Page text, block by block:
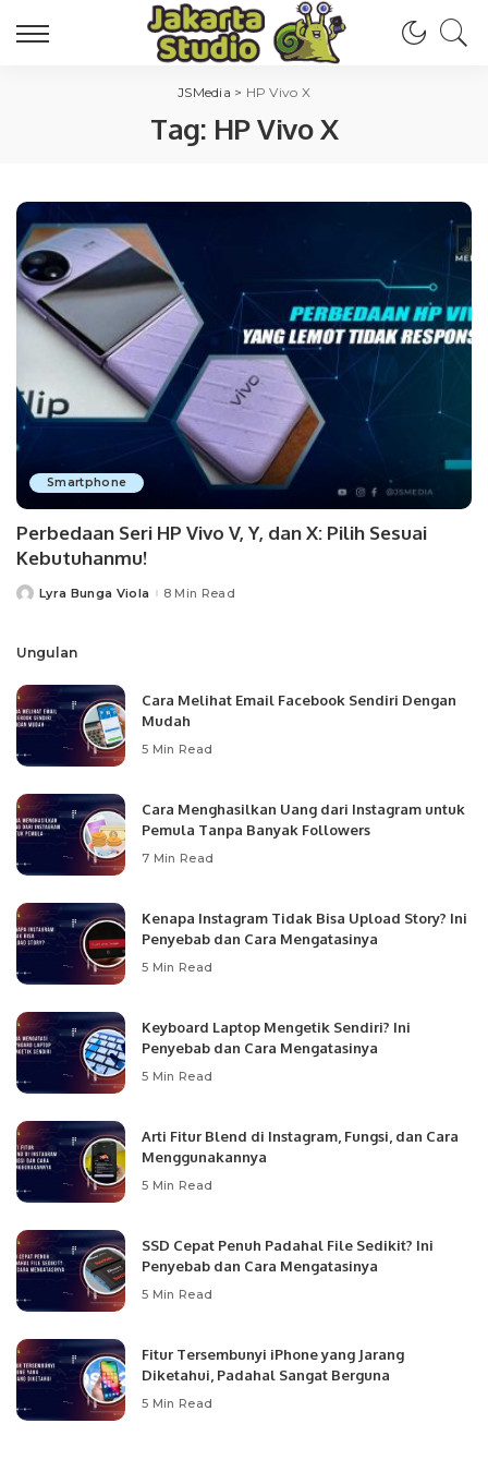
JSMedia > HP Vivo X
Tag: HP Vivo X
Smartphone
Perbedaan Seri HP Vivo V, Y, dan X: Pilih Sesuai
Kebutuhanmu!
PostedLyra Bunga Viola 8 Min Read
Ungulan
Cara Melihat Email Facebook Sendiri Dengan
Mudah
5 Min Read
Cara Menghasilkan Uang dari Instagram untuk
Pemula Tanpa Banyak Followers
7 Min Read
Kenapa Instagram Tidak Bisa Upload Story? Ini
Penyebab dan Cara Mengatasinya
5 Min Read
Keyboard Laptop Mengetik Sendiri? Ini
Penyebab dan Cara Mengatasinya
5 Min Read
Arti Fitur Blend di Instagram, Fungsi, dan Cara
Menggunakannya
5 Min Read
SSD Cepat Penuh Padahal File Sedikit? Ini
Penyebab dan Cara Mengatasinya
5 Min Read
Fitur Tersembunyi iPhone yang Jarang
Diketahui, Padahal Sangat Berguna
5 Min Read